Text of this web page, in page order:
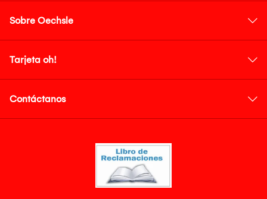
Sobre Oechsle
Tarjeta oh!
Contáctanos